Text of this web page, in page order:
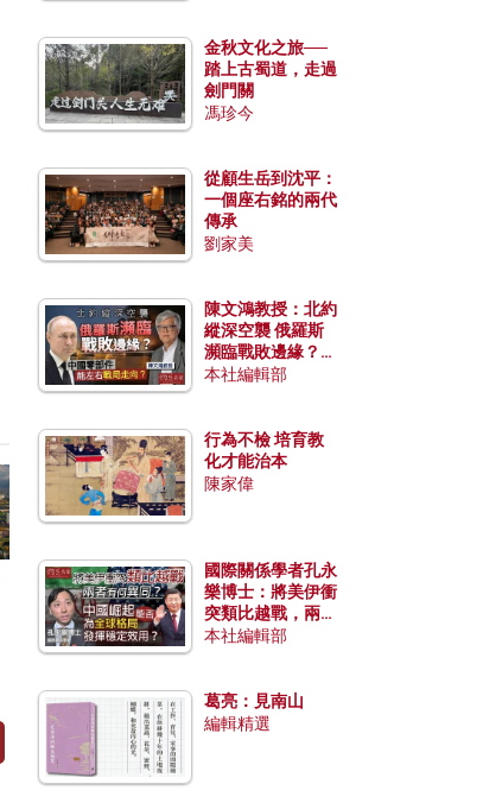
金秋文化之旅──
踏上古蜀道，走過
劍門關
馮珍今
從顧生岳到沈平：
一個座右銘的兩代
傳承
劉家美
陳文鴻教授：北約
縱深空襲 俄羅斯
瀕臨戰敗邊緣？中
國零部件能左右戰
本社編輯部
行為不檢 培育教
化才能治本
陳家偉
國際關係學者孔永
樂博士：將美伊衝
突類比越戰，兩者
有何異同？中國崛
本社編輯部
葛亮：見南山
編輯精選